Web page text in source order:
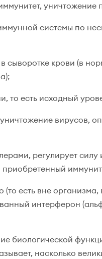
уничтожение
системы по
крови (в
то есть исходный
вирусов,
регулирует силу
есть вне
интерферон
биологической
насколько